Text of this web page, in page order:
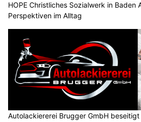
HOPE Christliches Sozialwerk in Baden
Perspektiven im Alltag
Autolackiererei Brugger GmbH